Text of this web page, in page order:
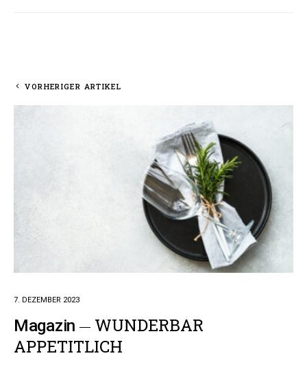
VORHERIGER ARTIKEL
7. DEZEMBER 2023
Magazin
WUNDERBAR
APPETITLICH